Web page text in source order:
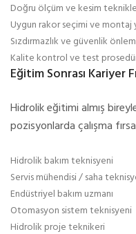
Doğru ölçüm ve kesim
Uygun rakor seçimi ve
Sızdırmazlık ve güvenlik
Kalite kontrol ve test
Eğitim Sonrası Kariyer
Hidrolik eğitimi almış
pozisyonlarda çalışma
Hidrolik bakım teknisyeni
Servis mühendisi / saha
Endüstriyel bakım uzmanı
Otomasyon sistem teknisyeni
Hidrolik proje teknikeri